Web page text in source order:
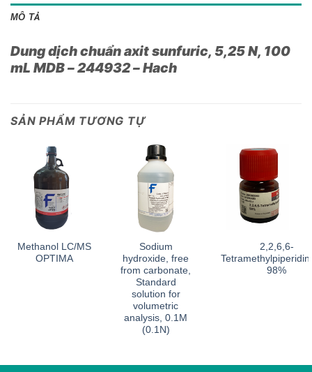
MÔ TẢ
Dung dịch chuẩn axit sunfuric, 5,25 N, 100
mL MDB – 244932 – Hach
SẢN PHẨM TƯƠNG TỰ
Methanol LC/MS
OPTIMA
Sodium
hydroxide, free
from carbonate,
Standard
solution for
volumetric
analysis, 0.1M
(0.1N)
2,2,6,6-
98%